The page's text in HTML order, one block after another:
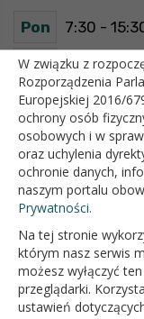
Pon 7:30 -
Wt 7:30 -
Śr 7:30 -
Czw 7:30 -
Pt 7:30 -
OFICJALNY
W związku z
Rozporządzenia
Europejskiej 2016/
ochrony osób
osobowych i w
oraz uchylenia
ochronie danych,
naszym portalu
Prywatności.
Na tej stronie
którym nasz serwis
możesz wyłączyć
przeglądarki.
ustawień